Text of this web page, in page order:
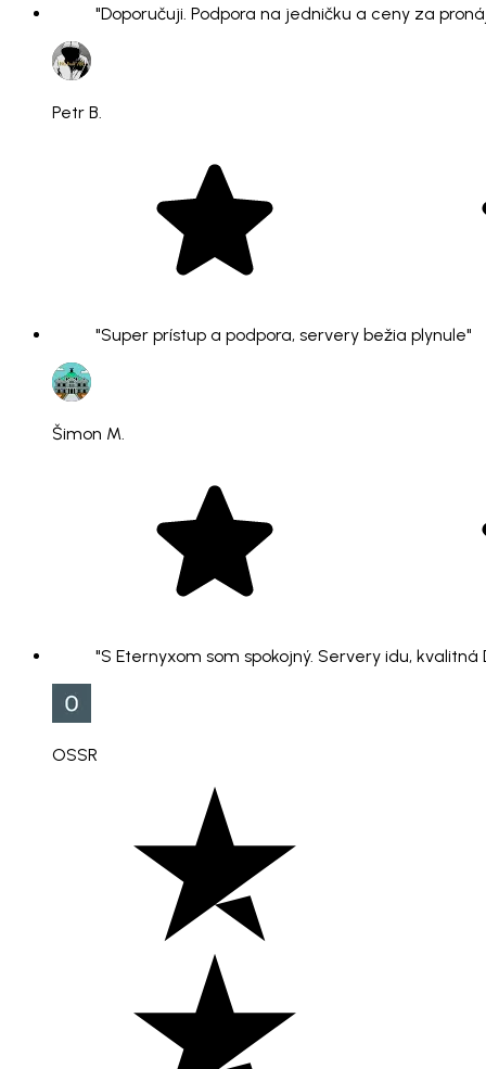
"Doporučuji. Podpora na jedničku a ceny za
Petr B.
"Super prístup a podpora, servery bežia plynule"
Šimon M.
"S Eternyxom som spokojný. Servery idu,
OSSR